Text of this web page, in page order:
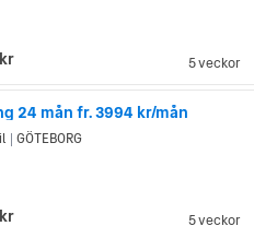
5 veckor
24 mån fr. 3994 kr/mån
5 veckor
GÖTEBORG